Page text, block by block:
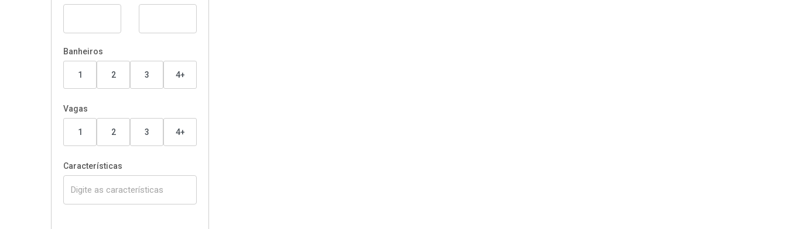
Banheiros
1 2 3 4+
Vagas
1 2 3 4+
Características